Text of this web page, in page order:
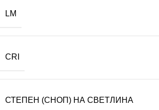
LM
CRI
СТЕПЕН (СНОП) НА СВЕТЛИНА